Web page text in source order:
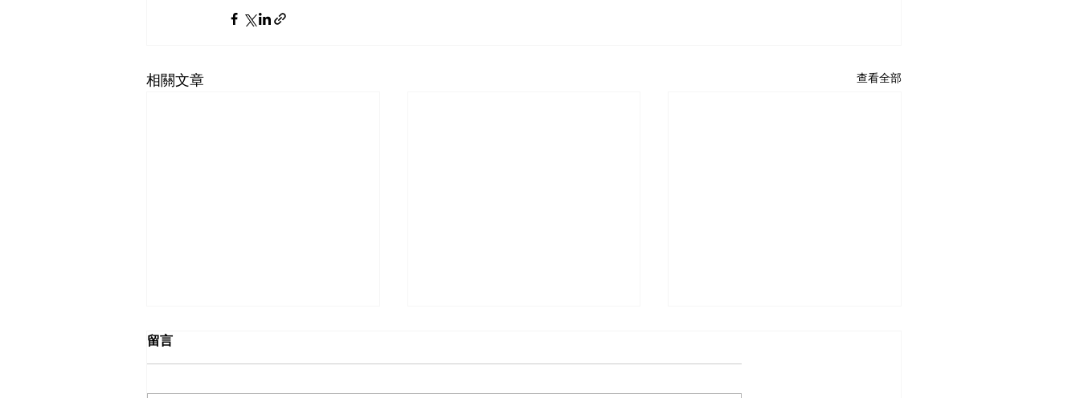
相關文章 查看全部
留言